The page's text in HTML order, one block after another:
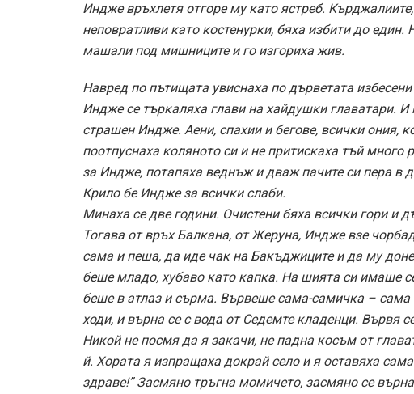
Индже връхлетя отгоре му като ястреб.
неповратливи като костенурки, бяха избити до
машали под мишниците и го изгориха жив.
Навред по пътищата увиснаха по дърветата
Индже се търкаляха глави на хайдушки главатари.
страшен Индже. Аени, спахии и бегове, всички ония,
поотпуснаха коляното си и не притискаха тъй
за Индже, потапяха веднъж и дваж пачите си пера в
Крило бе Индже за всички слаби.
Минаха се две години. Очистени бяха всички гори и
Тогава от връх Балкана, от Жеруна, Индже взе
сама и пеша, да иде чак на Бакъджиците и да му
беше младо, хубаво като капка. На шията си имаше
беше в атлаз и сърма. Вървеше сама-самичка – сама
ходи, и върна се с вода от Седемте кладенци. Вървя
Никой не посмя да я закачи, не падна косъм от
й. Хората я изпращаха докрай село и я оставяха
здраве!” Засмяно тръгна момичето, засмяно се